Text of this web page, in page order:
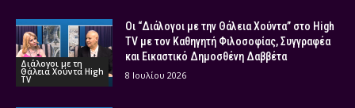
Διάλογοι με τη
Θάλεια Χούντα High
TV
Οι “Διάλογοι με την Θάλεια Χούντα” στο High
TV με τον Καθηγητή Φιλοσοφίας, Συγγραφέα
και Εικαστικό Δημοσθένη Δαββέτα
8 Ιουλίου 2026